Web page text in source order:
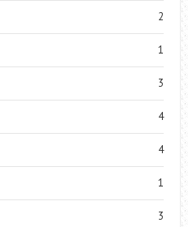
2
1
3
4
4
1
3